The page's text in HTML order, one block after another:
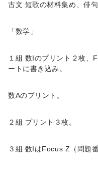
古文 短歌の材料集め、俳
「数学」
１組 数Iのプリント２枚、
ートに書き込み。
数Aのプリント。
２組 プリント３枚。
３組 数IはFocus Z（問題